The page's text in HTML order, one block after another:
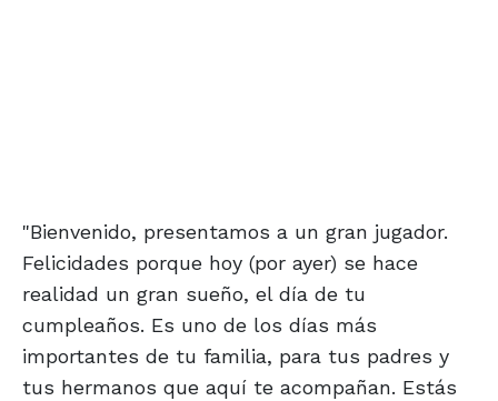
"Bienvenido, presentamos a un gran jugador.
Felicidades porque hoy (por ayer) se hace
realidad un gran sueño, el día de tu
cumpleaños. Es uno de los días más
importantes de tu familia, para tus padres y
tus hermanos que aquí te acompañan. Estás